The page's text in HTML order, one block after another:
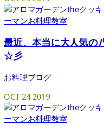
最近、本当に大人気の
☆彡
お料理ブログ
OCT242019